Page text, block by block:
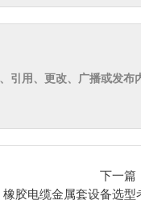
引用、更改、广播或发布
下一篇
橡胶电缆金属套设备选型